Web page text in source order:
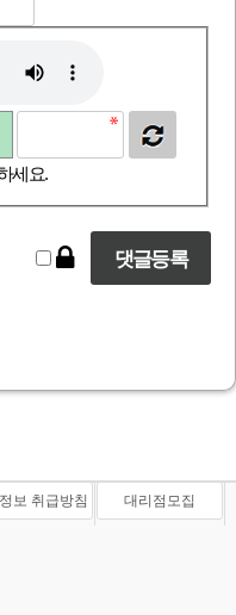
세요.
보 취급방침 대리점모집